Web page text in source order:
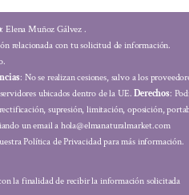
: Elena Muñoz Gálvez .
relacionada con tu solicitud de información.
: No se realizan cesiones, salvo a los
ubicados dentro de la UE.Derechos:
rectificación, supresión, limitación, oposición,
un email a hola@elmanaturalmarket.com
Política de Privacidad para más información.
la finalidad de recibir la información solicitada